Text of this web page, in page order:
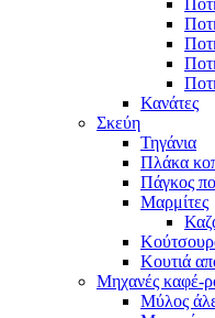
Κανάτες
Σκεύη
Τηγάνια
Πλάκα
Πάγκος
Μαρμίτες
Κουτιά
Μηχανές καφέ-
Μύλος